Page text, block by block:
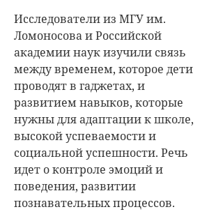
Исследователи из МГУ им.
Ломоносова и Российской
академии наук изучили связь
между временем, которое дети
проводят в гаджетах, и
развитием навыков, которые
нужны для адаптации к школе,
высокой успеваемости и
социальной успешности. Речь
идет о контроле эмоций и
поведения, развитии
познавательных процессов.